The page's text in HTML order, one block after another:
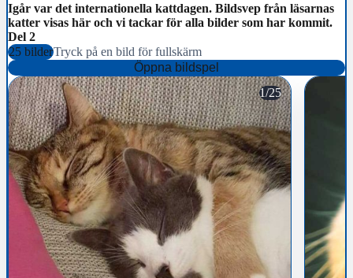
Igår var det internationella kattdagen. Bildsvep från läsarnas
katter visas här och vi tackar för alla bilder som har kommit.
Del 2
25 bilderTryck på en bild för fullskärm
Öppna bildspel
1/25